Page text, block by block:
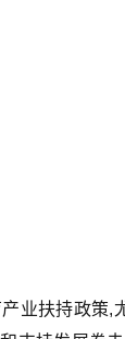
业扶持政策,